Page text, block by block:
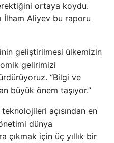
ortaya koydu.
İlham Aliyev bu raporu
geliştirilmesi ülkemizin
gelirimizi
“Bilgi ve
büyük önem taşıyor.”
açısından en
dünya
çıkmak için üç yıllık bir